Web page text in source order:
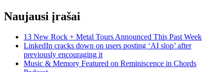
Naujausi įrašai
13 New Rock + Metal Tours Announced This Past Week
LinkedIn cracks down on users posting ‘AI slop’ after
previously encouraging it
Music & Memory Featured on Reminiscence in Chords